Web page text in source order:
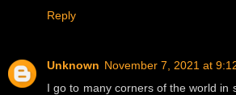
Reply
Unknown November 7, 2021 at
I go to many corners of the world in